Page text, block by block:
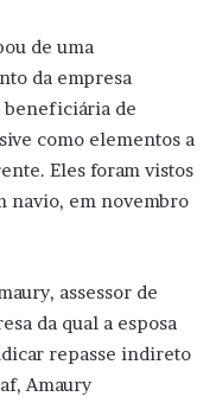
de uma
da empresa
de
como elementos a
Eles foram vistos
navio, em novembro
assessor de
da qual a esposa
repasse indireto
Amaury